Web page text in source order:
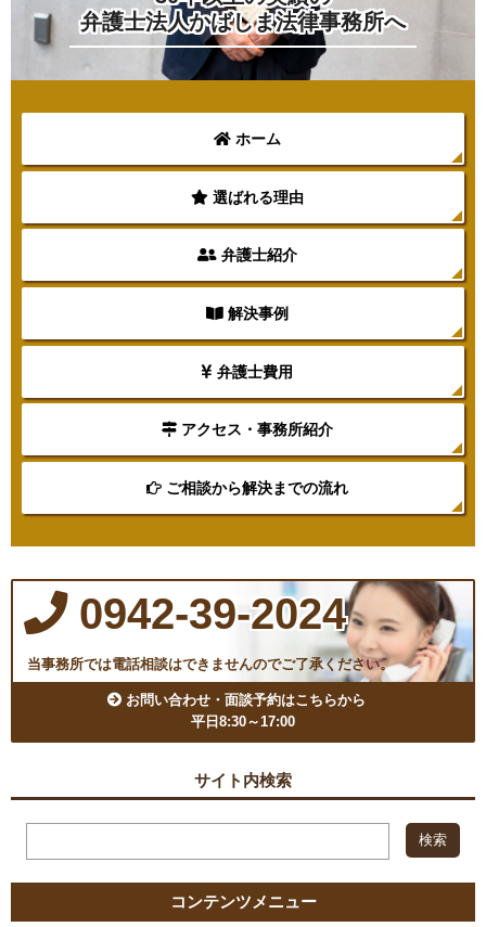
弁護士法人かばしま法律事務所へ
ホーム
選ばれる理由
弁護士紹介
解決事例
弁護士費用
アクセス・事務所紹介
ご相談から解決までの流れ
0942-39-2024
当事務所では電話相談はできませんのでご了承ください。
お問い合わせ・面談予約はこちらから
平日8:30～17:00
サイト内検索
コンテンツメニュー